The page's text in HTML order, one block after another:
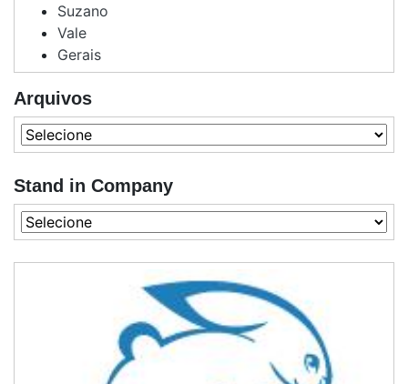
Suzano
Vale
Gerais
Arquivos
Stand in Company